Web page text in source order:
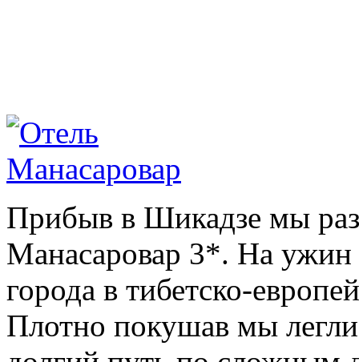
Прибыв в Шикадзе мы
Манасаровар 3*. На ужин
города в тибетско-
Плотно покушав мы